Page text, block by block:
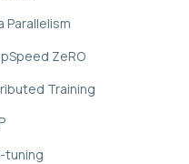
Parallelism
ZeRO
Training
tuning